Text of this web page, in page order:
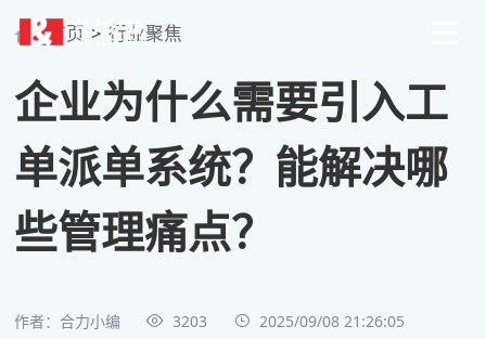
首页 > 行业聚焦
企业为什么需要引入工
单派单系统？能解决哪
些管理痛点？
作者：合力小编 3203 2025/09/08 21:26:05